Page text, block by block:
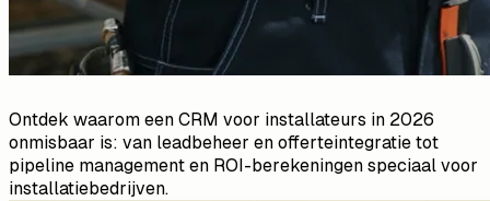
Ontdek waarom een CRM voor installateurs in 2026
onmisbaar is: van leadbeheer en offerteintegratie tot
pipeline management en ROI-berekeningen speciaal voor
installatiebedrijven.